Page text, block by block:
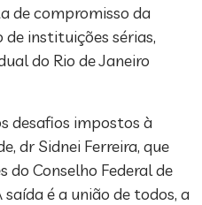
de compromisso da
instituições sérias,
do Rio de Janeiro
desafios impostos à
dr Sidnei Ferreira, que
do Conselho Federal de
saída é a união de todos, a